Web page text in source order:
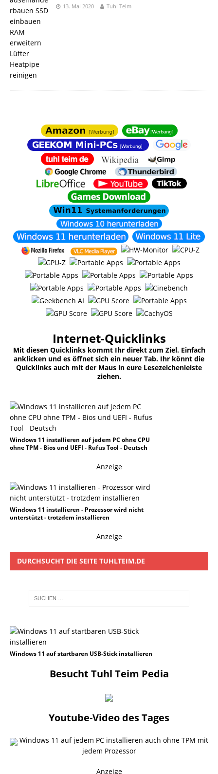
13. Mai 2020 Tuhl Teim
Internet-Quicklinks
Mit diesen Quicklinks kommt Ihr direkt zum Ziel. Einfach
anklicken und es öffnet sich ein neuer Tab. Ihr könnt die
Quicklinks auch mit der Maus in eure Lesezeichenleiste
ziehen.
Windows 11 installieren auf jedem PC ohne CPU
ohne TPM - Bios und UEFI - Rufus Tool - Deutsch
Anzeige
Windows 11 installieren - Prozessor wird nicht
unterstützt - trotzdem installieren
Anzeige
DURCHSUCHT DIE SEITE TUHLTEIM.DE
Windows 11 auf startbaren USB-Stick installieren
Besucht Tuhl Teim Pedia
Youtube-Video des Tages
Windows 11 auf jedem PC installieren auch ohne TPM mit
jedem Prozessor
Anzeige